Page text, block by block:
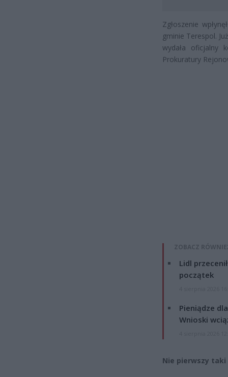
Zgłoszenie
gminie Terespol.
wydała oficjalny
Prokuratury
ZOBACZ
Lidl
początek
Pieniądze
Wnioski
Nie pierwszy taki